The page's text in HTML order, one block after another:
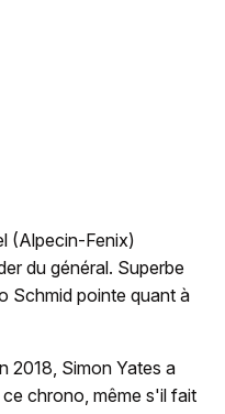
(Alpecin-Fenix)
du général. Superbe
Schmid pointe quant à
2018, Simon Yates a
chrono, même s'il fait